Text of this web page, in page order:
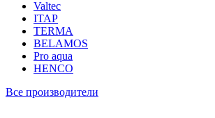
Valtec
ITAP
TERMA
BELAMOS
Pro aqua
HENCO
Все производители